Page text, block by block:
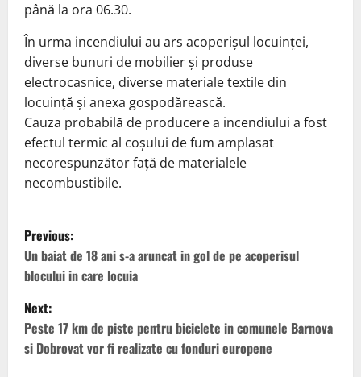
până la ora 06.30.
În urma incendiului au ars acoperișul locuinței,
diverse bunuri de mobilier și produse
electrocasnice, diverse materiale textile din
locuință și anexa gospodărească.
Cauza probabilă de producere a incendiului a fost
efectul termic al coșului de fum amplasat
necorespunzător față de materialele
necombustibile.
P
o
s
t
n
Previous:
Un baiat de 18 ani s-a aruncat in gol de pe acoperisul
blocului in care locuia
Next:
Peste 17 km de piste pentru biciclete in comunele Barnova
si Dobrovat vor fi realizate cu fonduri europene